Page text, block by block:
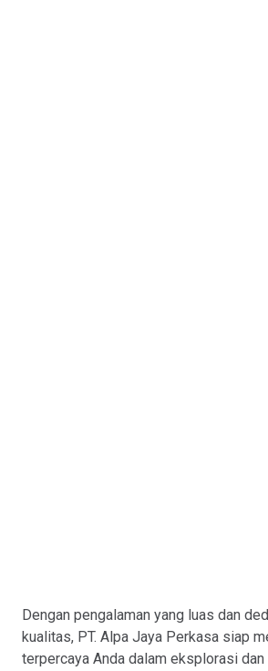
Dengan pengalaman yang luas dan
kualitas, PT. Alpa Jaya Perkasa siap
terpercaya Anda dalam eksplorasi